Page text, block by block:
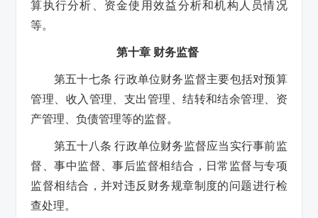
算执行分析、资金使用效益分析和机构人员情况
等。
第十章 财务监督
第五十七条 行政单位财务监督主要包括对预算
管理、收入管理、支出管理、结转和结余管理、资
产管理、负债管理等的监督。
第五十八条 行政单位财务监督应当实行事前监
督、事中监督、事后监督相结合，日常监督与专项
监督相结合，并对违反财务规章制度的问题进行检
查处理。